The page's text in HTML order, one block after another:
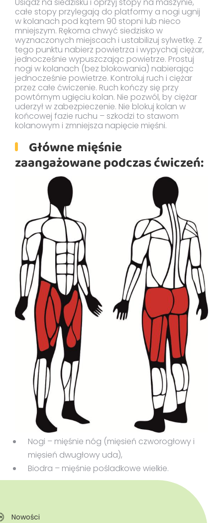
Nowości
całe stopy przylegają do platformy a nogi ugnij
w kolanach pod kątem 90 stopni lub nieco
mniejszym. Rękoma chwyć siedzisko w
wyznaczonych miejscach i ustabilizuj sylwetkę. Z
tego punktu nabierz powietrza i wypychaj ciężar,
jednocześnie wypuszczając powietrze. Prostuj
nogi w kolanach (bez blokowania) nabierając
jednocześnie powietrze. Kontroluj ruch i ciężar
przez całe ćwiczenie. Ruch kończy się przy
powtórnym ugięciu kolan. Nie pozwól, by ciężar
uderzył w zabezpieczenie. Nie blokuj kolan w
końcowej fazie ruchu – szkodzi to stawom
kolanowym i zmniejsza napięcie mięśni.
Główne mięśnie
zaangażowane podczas ćwiczeń:
Nogi – mięśnie nóg (mięsień czworogłowy i
mięsień dwugłowy uda),
Biodra – mięśnie pośladkowe wielkie.